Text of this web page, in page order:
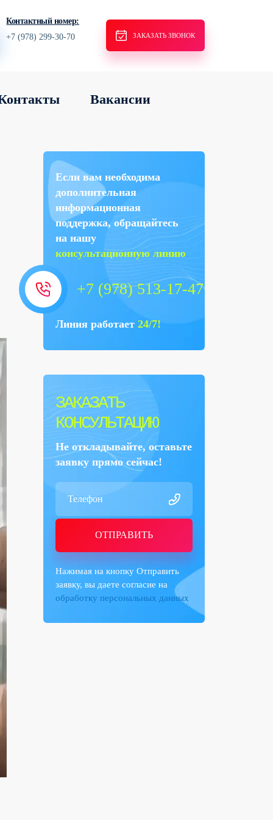
Контактный номер:
+7 (978) 299-30-70
ЗАКАЗАТЬ ЗВОНОК
Вакансии
Если вам необходима
дополнительная
информационная
поддержка, обращайтесь
на нашу
консультационную линию
+7 (978) 513-17-47
Линия работает 24/7!
ЗАКАЗАТЬ
КОНСУЛЬТАЦИЮ
Не откладывайте, оставьте
заявку прямо сейчас!
ОТПРАВИТЬ
Нажимая на кнопку Отправить
заявку, вы даете согласие на
обработку персональных данных